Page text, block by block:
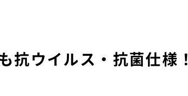
抗ウイルス・抗菌仕様！